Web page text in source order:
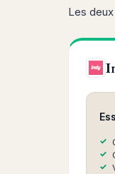
Les